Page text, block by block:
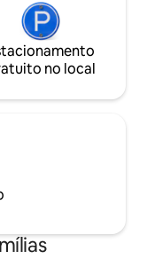
no local